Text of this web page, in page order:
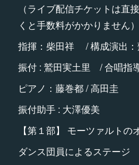
（ライブ配信チケットは直
くと手数料がかかりません）
指揮：柴田祥 / 構成演出：
振付 : 鷲田実土里 / 合唱指
ピアノ：藤巻都 / 高田圭
振付助手 : 大澤優美
【第１部】 モーツァルトの
ダンス団員によるステージ